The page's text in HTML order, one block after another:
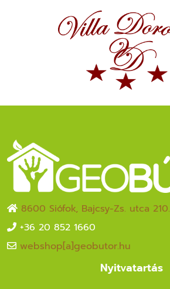
8600 Siófok, Bajcsy-Zs. utca 210.
+36 20 852 1660
webshop[a]geobutor.hu
Nyitvatartás